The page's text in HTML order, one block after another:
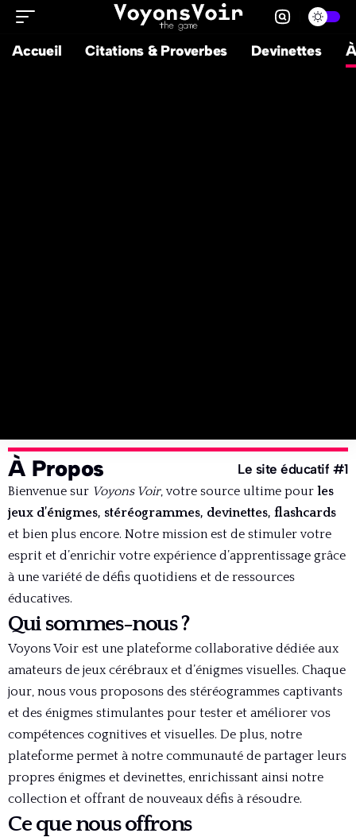
Accueil Citations & Proverbes Devinettes
À Propos Le site éducatif #1
Bienvenue sur Voyons Voir, votre source ultime pour les
jeux d’énigmes, stéréogrammes, devinettes, flashcards
et bien plus encore. Notre mission est de stimuler votre
esprit et d’enrichir votre expérience d’apprentissage grâce
à une variété de défis quotidiens et de ressources
éducatives.
Qui sommes-nous ?
Voyons Voir est une plateforme collaborative dédiée aux
amateurs de jeux cérébraux et d’énigmes visuelles. Chaque
jour, nous vous proposons des stéréogrammes captivants
et des énigmes stimulantes pour tester et améliorer vos
compétences cognitives et visuelles. De plus, notre
plateforme permet à notre communauté de partager leurs
propres énigmes et devinettes, enrichissant ainsi notre
collection et offrant de nouveaux défis à résoudre.
Ce que nous offrons